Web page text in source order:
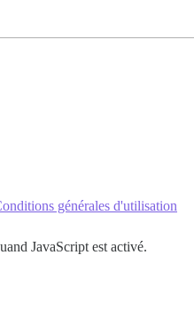
générales d'utilisation
JavaScript est activé.